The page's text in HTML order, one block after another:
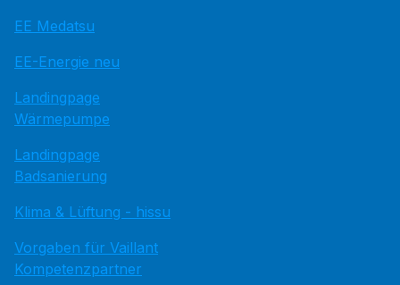
EE Medatsu
EE-Energie neu
Landingpage
Wärmepumpe
Landingpage
Badsanierung
Klima & Lüftung - hissu
Vorgaben für Vaillant
Kompetenzpartner